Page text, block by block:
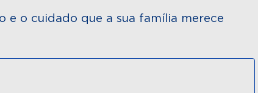
e o cuidado que a sua família merece